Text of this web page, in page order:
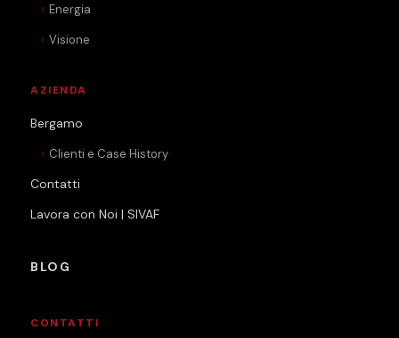
Energia
Visione
AZIENDA
Bergamo
Clienti e Case History
Contatti
Lavora con Noi | SIVAF
BLOG
CONTATTI